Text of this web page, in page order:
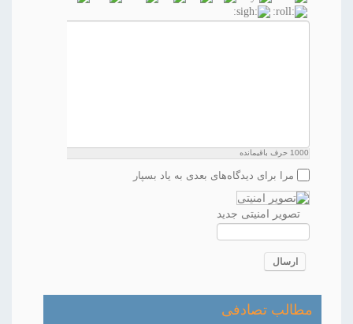
1000 حرف باقیمانده
مرا برای دیدگاه‌های بعدی به یاد بسپار
تصویر امنیتی جدید
ارسال
مطالب تصادفی